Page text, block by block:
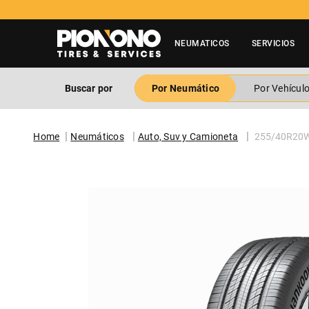
NEUMATICOS SERVICIOS
Buscar por Por Neumático Por Vehículo
Neumáticos Auto, Suv y Camioneta 255/